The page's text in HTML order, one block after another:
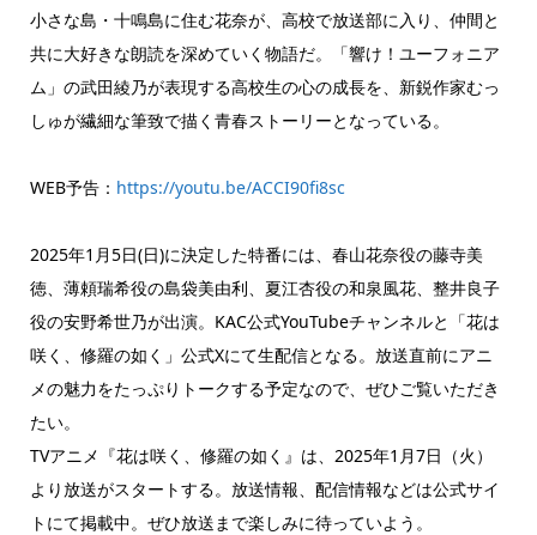
小さな島・十鳴島に住む花奈が、高校で放送部に入り、仲間と
共に大好きな朗読を深めていく物語だ。「響け！ユーフォニア
ム」の武田綾乃が表現する高校生の心の成長を、新鋭作家むっ
しゅが繊細な筆致で描く青春ストーリーとなっている。
WEB予告： https://youtu.be/ACCI90fi8sc
2025年1月5日(日)に決定した特番には、春山花奈役の藤寺美
徳、薄頼瑞希役の島袋美由利、夏江杏役の和泉風花、整井良子
役の安野希世乃が出演。KAC公式YouTubeチャンネルと「花は
咲く、修羅の如く」公式Xにて生配信となる。放送直前にアニ
メの魅力をたっぷりトークする予定なので、ぜひご覧いただき
たい。
TVアニメ『花は咲く、修羅の如く』は、2025年1月7日（火）
より放送がスタートする。放送情報、配信情報などは公式サイ
トにて掲載中。ぜひ放送まで楽しみに待っていよう。